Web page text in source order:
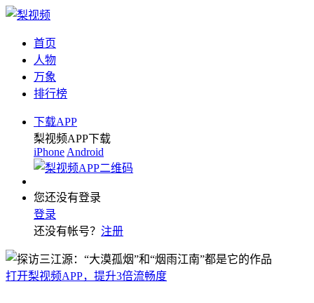
首页
人物
万象
排行榜
下载APP
梨视频APP下载
iPhone Android
您还没有登录
登录
还没有帐号？ 注册
打开梨视频APP，提升3倍流畅度